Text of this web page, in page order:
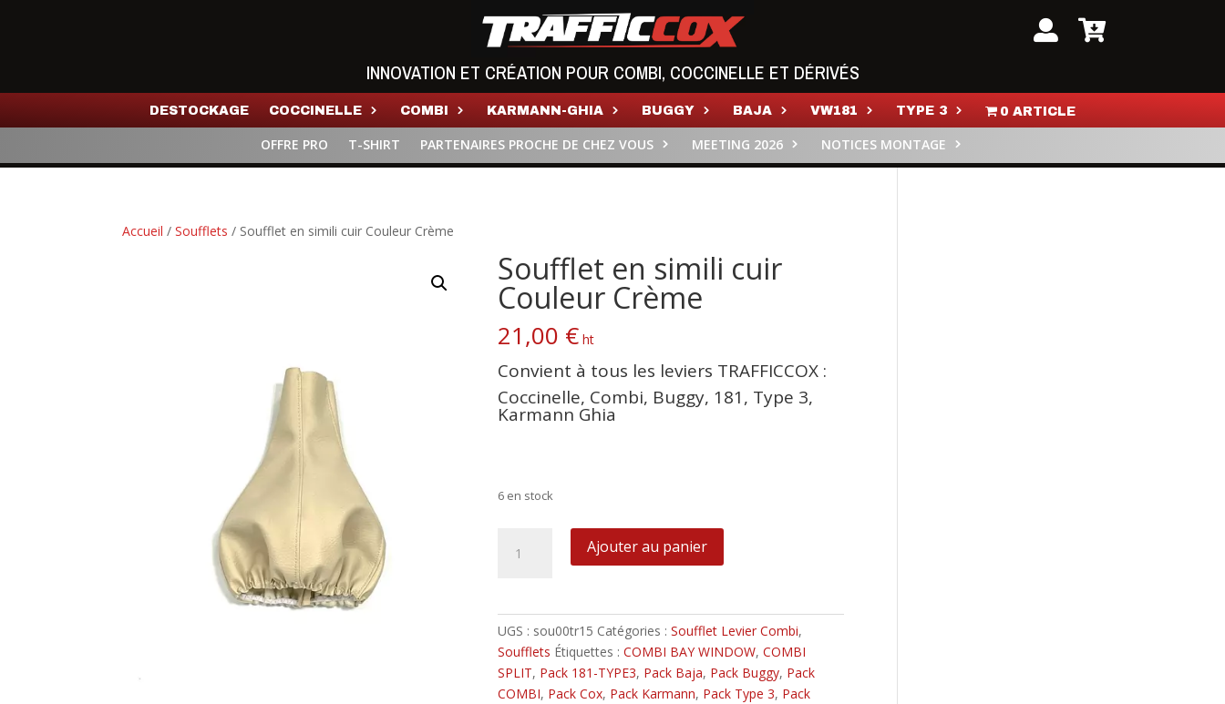
INNOVATION ET CRÉATION POUR COMBI, COCCINELLE ET DÉRIVÉS
DESTOCKAGE COCCINELLE COMBI KARMANN-GHIA BUGGY BAJA VW181 TYPE 3 0 ARTICLE
OFFRE PRO T-SHIRT PARTENAIRES PROCHE DE CHEZ VOUS MEETING 2026 NOTICES MONTAGE
Accueil /Soufflets / Soufflet en simili cuir Couleur Crème
Soufflet en simili cuir
Couleur Crème
21,00 € ht
Convient à tous les leviers TRAFFICCOX :
Coccinelle, Combi, Buggy, 181, Type 3,
Karmann Ghia
6 en stock
Crème
Ajouter au panier
UGS : sou00tr15 Catégories :Soufflet Levier Combi,
Soufflets Étiquettes :COMBI BAY WINDOW,COMBI
SPLIT, Pack 181-TYPE3, Pack Baja, Pack Buggy, Pack
COMBI, Pack Cox, Pack Karmann, Pack Type 3, Pack